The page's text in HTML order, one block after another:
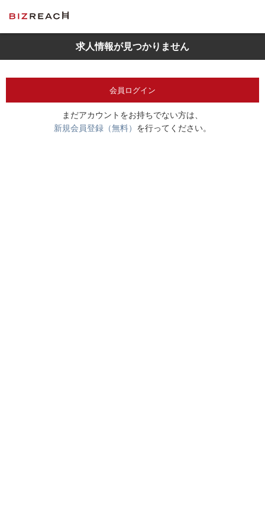
求人情報が見つかりません
会員ログイン
まだアカウントをお持ちでない方は、
新規会員登録（無料） を行ってください。